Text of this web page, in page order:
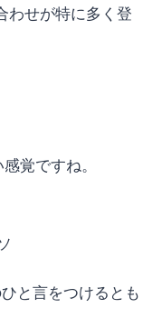
わせが特に多く登
覚ですね。
と言をつけるとも